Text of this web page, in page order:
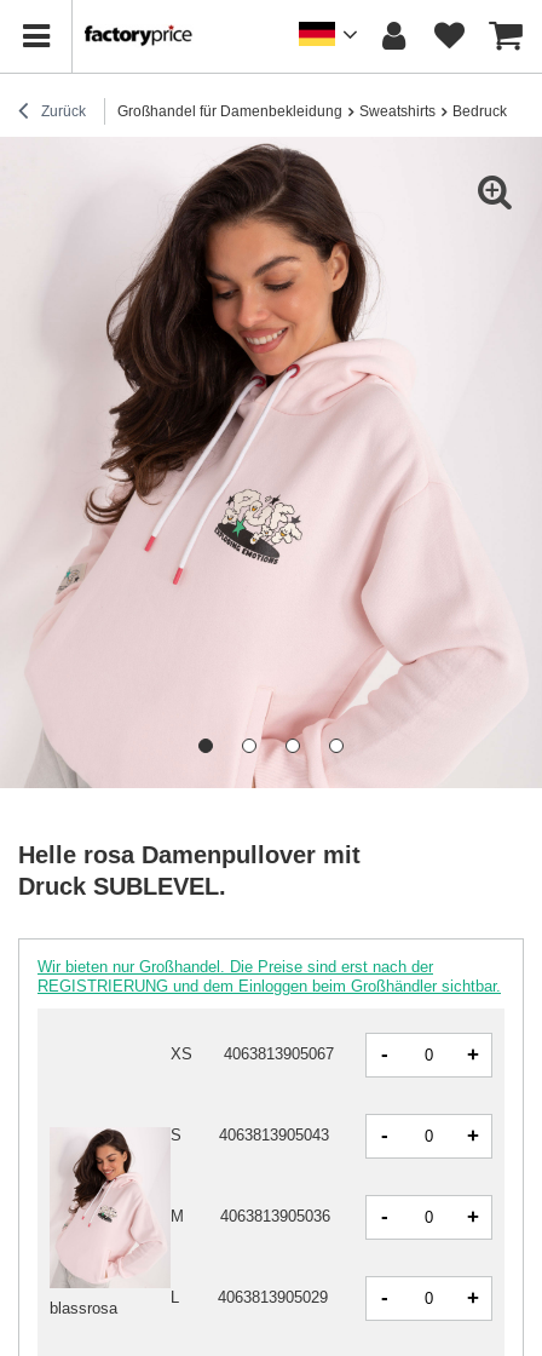
Zurück Großhandel für Damenbekleidung Sweatshirts Bedruckte
Helle rosa Damenpullover mit
Druck SUBLEVEL.
Wir bieten nur Großhandel. Die Preise sind erst nach der
REGISTRIERUNG und dem Einloggen beim Großhändler sichtbar.
blassrosa
XS 4063813905067 - +
S 4063813905043 - +
M 4063813905036 - +
L 4063813905029 - +